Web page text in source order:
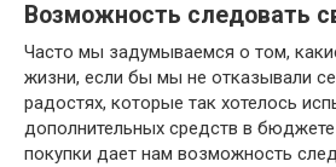
Возможность следовать
Часто мы задумываемся о том,
жизни, если бы мы не отказывали
радостях, которые так хотелось
дополнительных средств в
покупки дает нам возможность